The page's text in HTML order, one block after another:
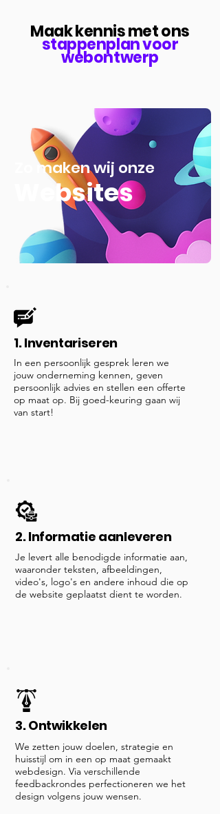
Maak kennis met ons
stappenplan voor
webontwerp
Zo maken wij onze
Websites
1. Inventariseren
In een persoonlijk gesprek leren we
jouw onderneming kennen, geven
persoonlijk advies en stellen een offerte
op maat op. Bij goed-keuring gaan wij
van start!
2. Informatie aanleveren
Je levert alle benodigde informatie aan,
waaronder teksten, afbeeldingen,
video's, logo's en andere inhoud die op
de website geplaatst dient te worden.
3. Ontwikkelen
We zetten jouw doelen, strategie en
huisstijl om in een op maat gemaakt
webdesign. Via verschillende
feedbackrondes perfectioneren we het
design volgens jouw wensen.